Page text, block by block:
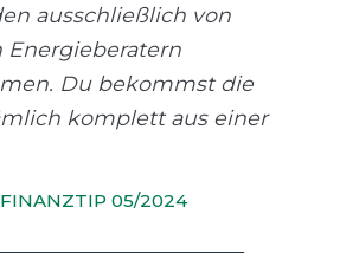
ausschließlich von
Energieberatern
Du bekommst die
komplett aus einer
FINANZTIP 05/2024